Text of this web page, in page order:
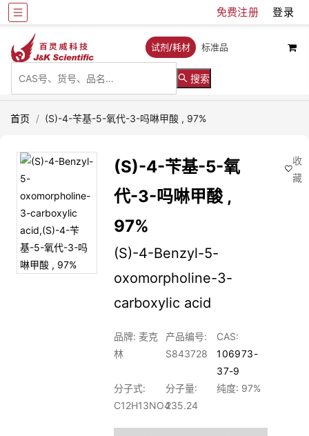
免费注册 登录
试剂/耗材 标准品
搜索
首页 / (S)-4-苄基-5-氧代-3-吗啉甲酸 , 97%
(S)-4-苄基-5-氧
代-3-吗啉甲酸 ,
97%
(S)-4-Benzyl-5-
oxomorpholine-3-
carboxylic acid
品牌: 麦克
林
产品编号:
S843728
CAS:
106973-
37-9
分子式:
C12H13NO4
分子量:
235.24
纯度: 97%
收
藏